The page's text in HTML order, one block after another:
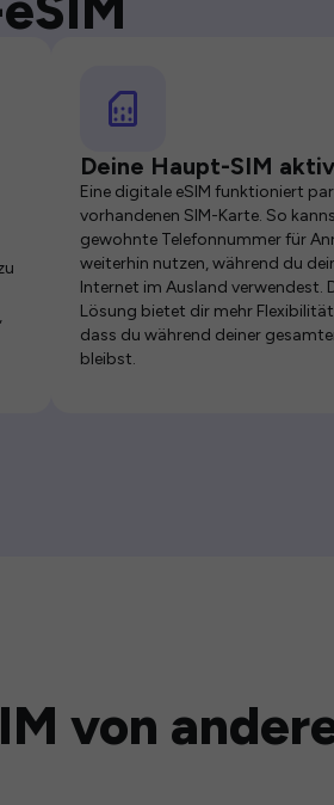
Deine Haupt-SIM
Eine digitale eSIM funktioniert
vorhandenen SIM-Karte. So
gewohnte Telefonnummer für
weiterhin nutzen, während du
Internet im Ausland verwendest.
Lösung bietet dir mehr
dass du während deiner
bleibst.
von